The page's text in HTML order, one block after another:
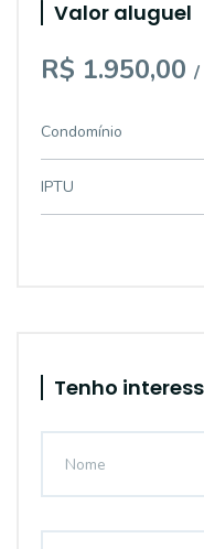
Valor aluguel
R$ 1.950,00 /
Condomínio
IPTU
Tenho